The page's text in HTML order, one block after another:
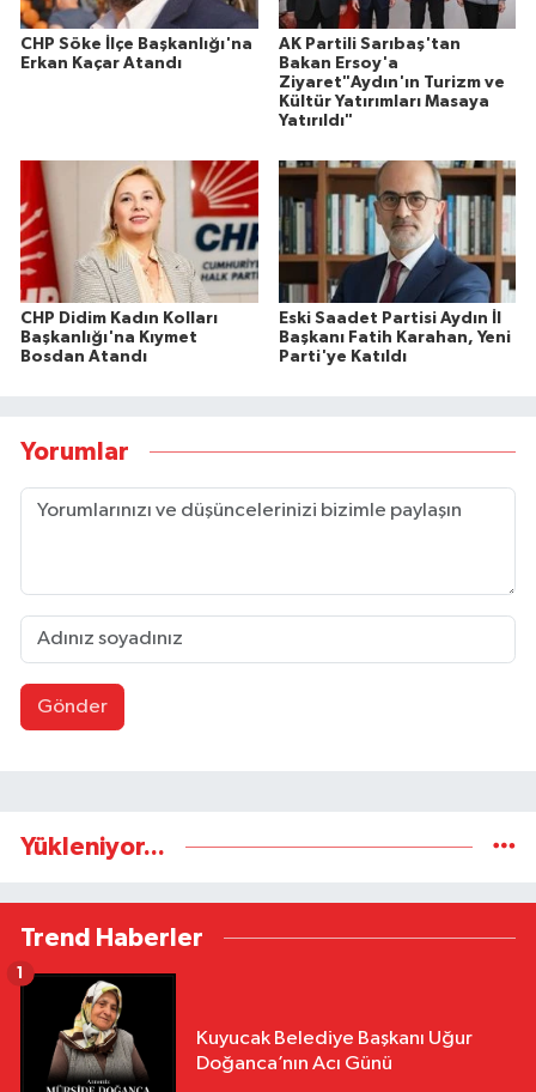
CHP Söke İlçe Başkanlığı'na
Erkan Kaçar Atandı
AK Partili Sarıbaş'tan
Bakan Ersoy'a
Ziyaret"Aydın'ın Turizm ve
Kültür Yatırımları Masaya
Yatırıldı"
CHP Didim Kadın Kolları
Başkanlığı'na Kıymet
Bosdan Atandı
Eski Saadet Partisi Aydın İl
Başkanı Fatih Karahan, Yeni
Parti'ye Katıldı
Yorumlar
Gönder
Yükleniyor...
Trend Haberler
Kuyucak Belediye Başkanı Uğur
Doğanca’nın Acı Günü
1